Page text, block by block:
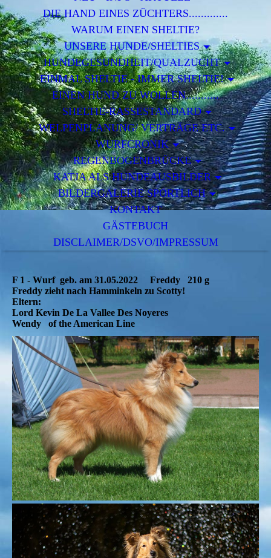
DIE HAND EINES ZÜCHTERS.............
WARUM EINEN SHELTIE?
UNSERE HUNDE/SHELTIES
HUNDEGESUNDHEIT/QUALZUCHT
EINMAL SHELTIE - IMMER SHELTIE!
EINEN HUND ZU WOLLEN...........
SHELTIE-RASSESTANDARD
WELPENPLANUNG/ VERTRÄGE ETC.
WURFCRONIK
REGENBOGENBRÜCKE
KATJA ALS HUNDEAUSBILDER
BILDERGALERIE SPORTLICH
KONTAKT
GÄSTEBUCH
DISCLAIMER/DSVO/IMPRESSUM
F 1 - Wurf geb. am 31.05.2022 Freddy 210 g
Freddy zieht nach Hamminkeln zu Scotty!
Eltern:
Lord Kevin De La Vallee Des Noyeres
Wendy of the American Line